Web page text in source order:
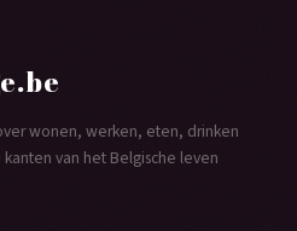
wonen, werken, eten, drinken
van het Belgische leven